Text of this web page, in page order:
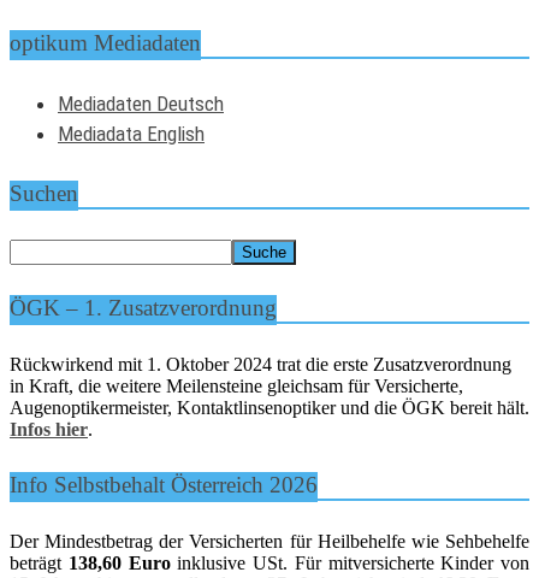
optikum Mediadaten
Mediadaten Deutsch
Mediadata English
Suchen
ÖGK – 1. Zusatzverordnung
Rückwirkend mit 1. Oktober 2024 trat die erste Zusatzverordnung
in Kraft, die weitere Meilensteine gleichsam für Versicherte,
Augenoptikermeister, Kontaktlinsenoptiker und die ÖGK bereit hält.
Infos hier.
Info Selbstbehalt Österreich 2026
Der Mindestbetrag der Versicherten für Heilbehelfe wie Sehbehelfe
beträgt 138,60 Euroinklusive USt. Für mitversicherte Kinder von